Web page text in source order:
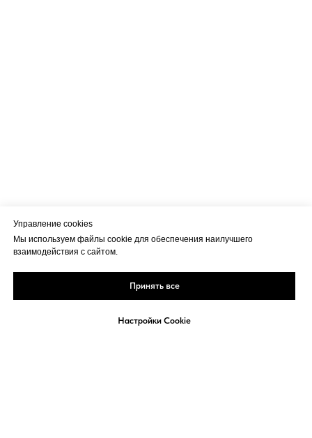
Управление cookies
Мы используем файлы cookie для обеспечения наилучшего
взаимодействия с сайтом.
Принять все
Настройки Cookie